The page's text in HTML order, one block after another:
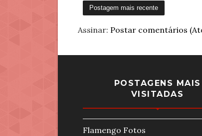
Postagem mais recente
Assinar: Postar comentários
POSTAGENS MAIS
VISITADAS
Flamengo Fotos